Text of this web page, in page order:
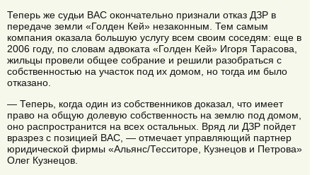
Теперь же судьи ВАС окончательно признали отказ ДЗР в
передаче земли «Голден Кей» незаконным. Тем самым
компания оказала большую услугу всем своим соседям: еще в
2006 году, по словам адвоката «Голден Кей» Игоря Тарасова,
жильцы провели общее собрание и решили разобраться с
собственностью на участок под их домом, но тогда им было
отказано.
— Теперь, когда один из собственников доказал, что имеет
право на общую долевую собственность на землю под домом,
оно распространится на всех остальных. Вряд ли ДЗР пойдет
вразрез с позицией ВАС, — отмечает управляющий партнер
юридической фирмы «Альянс/Тесситоре, Кузнецов и Петрова»
Олег Кузнецов.